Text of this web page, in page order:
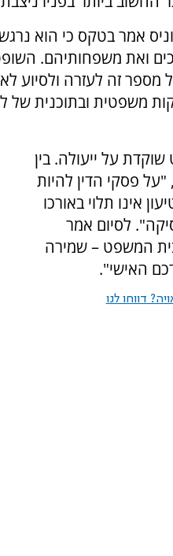
אמר בטקס כי הוא
ואת משפחותיהם.
מספר זה לעזרה ולסיוע
משפטית ובתוכנית של
על ייעולה. בין
"על פסקי הדין להיות
אינו תלוי באורכו
לסיום אמר
המשפט – שמירה
האישי".
דווחו לנו